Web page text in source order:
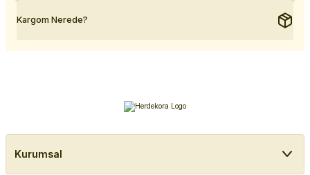
Kargom Nerede?
Kurumsal